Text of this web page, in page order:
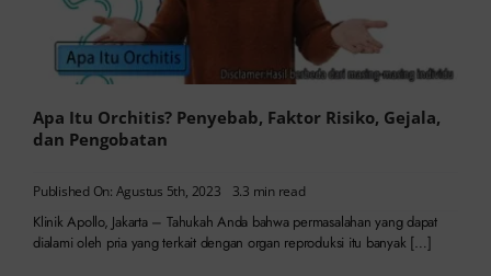
Apa Itu Orchitis? Penyebab, Faktor Risiko, Gejala,
dan Pengobatan
Published On: Agustus 5th, 2023 3.3 min read
Klinik Apollo, Jakarta – Tahukah Anda bahwa permasalahan yang dapat
dialami oleh pria yang terkait dengan organ reproduksi itu banyak […]